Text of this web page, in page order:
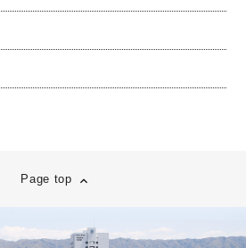
Page top